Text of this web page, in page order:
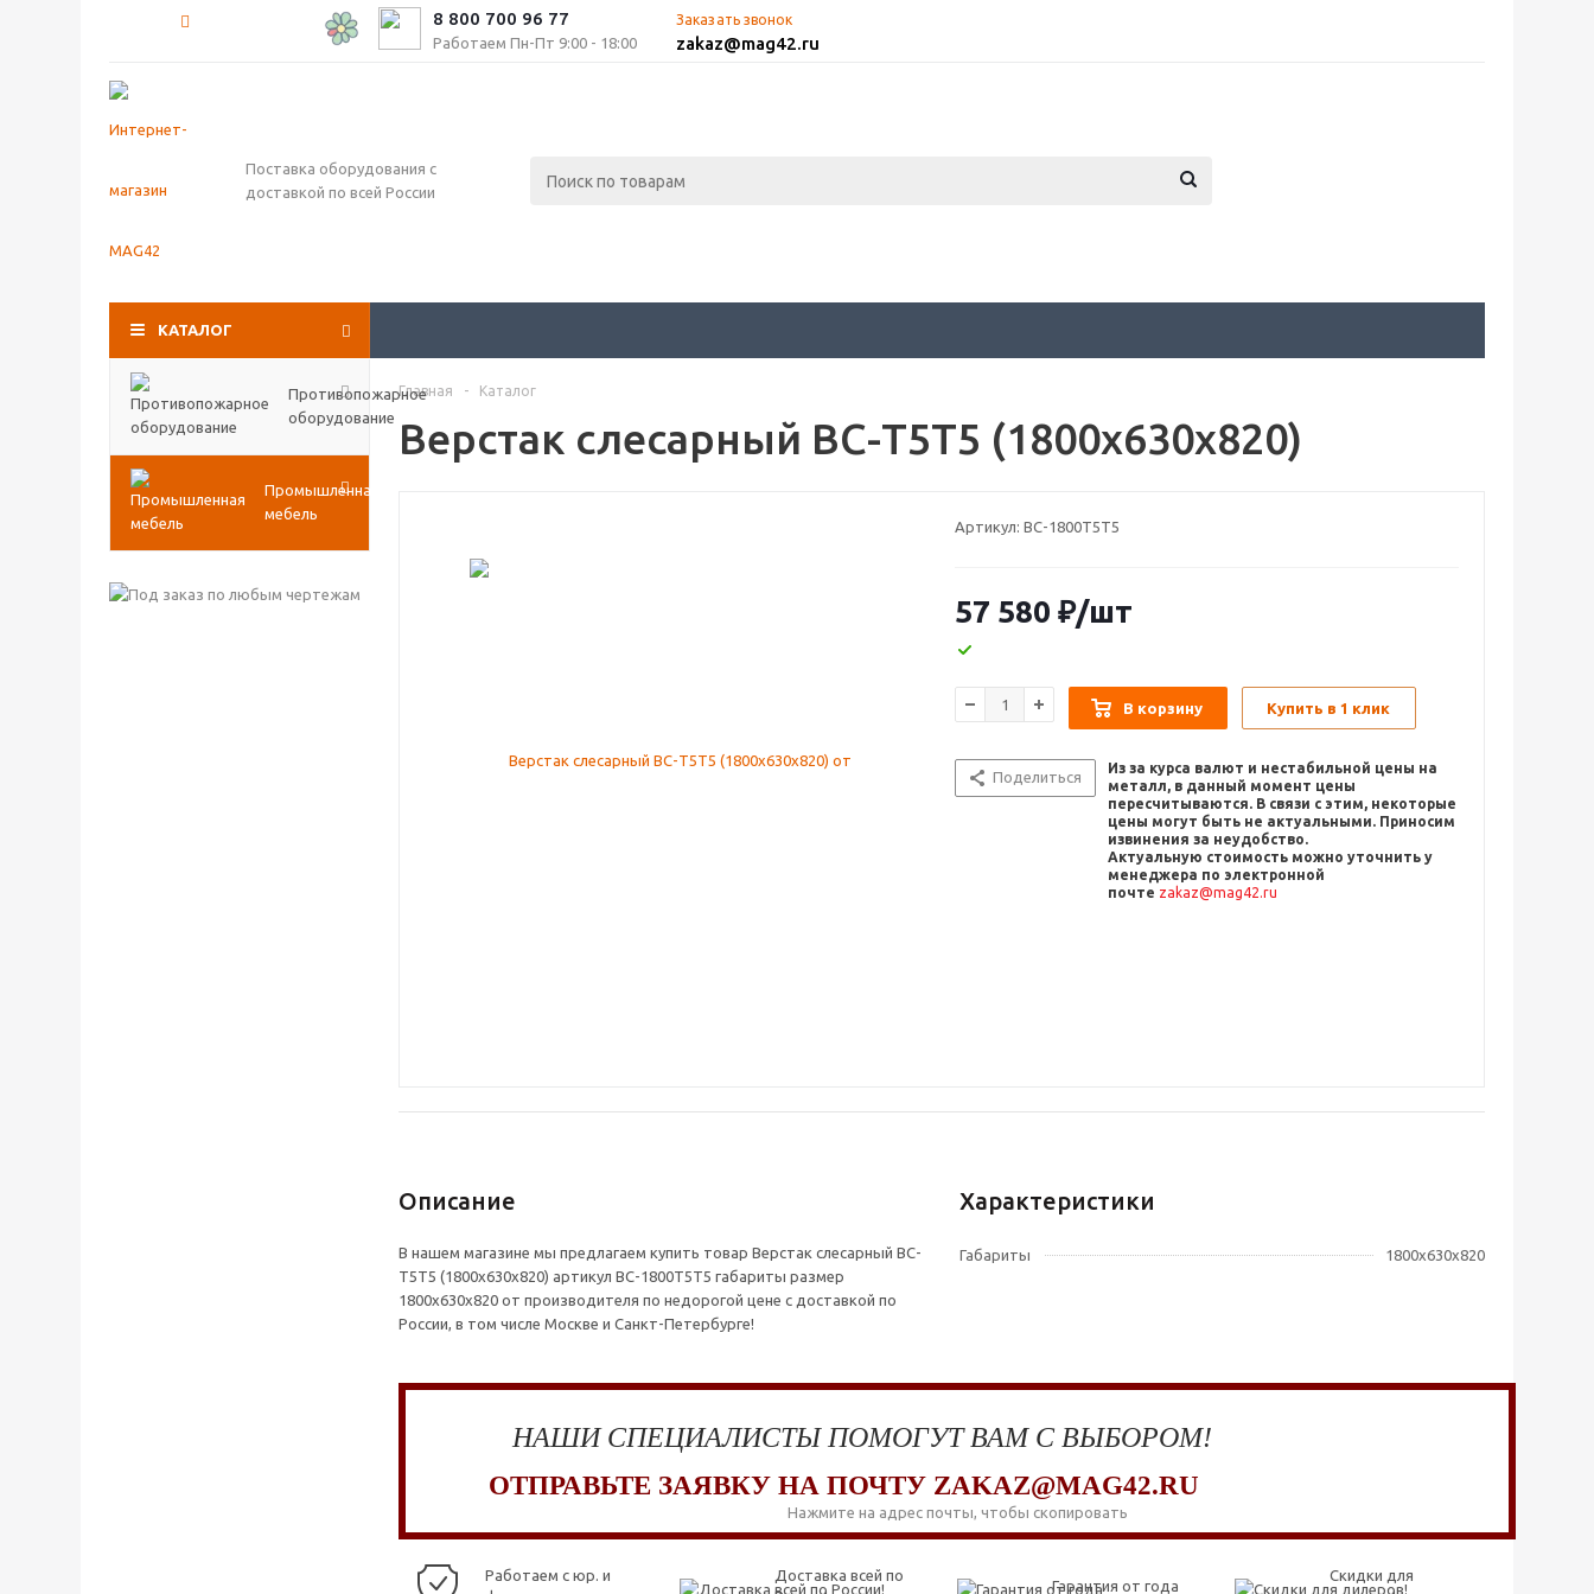
8 800 700 96 77
Работаем Пн-Пт 9:00 - 18:00
Заказать звонок
zakaz@mag42.ru
Поставка оборудования с
доставкой по всей России
КАТАЛОГ
Противопожарное
оборудование
Промышленная
мебель
Главная - Каталог
Верстак слесарный ВС-Т5Т5 (1800x630x820)
Артикул: ВС-1800Т5Т5
57 580 ₽/шт
В корзину Купить в 1 клик
Поделиться
Из за курса валют и нестабильной цены на
металл, в данный момент цены
пересчитываются. В связи с этим, некоторые
цены могут быть не актуальными. Приносим
извинения за неудобство.
Актуальную стоимость можно уточнить у
менеджера по электронной
почте zakaz@mag42.ru
Описание
В нашем магазине мы предлагаем купить товар Верстак слесарный ВС-
Т5Т5 (1800x630x820) артикул ВС-1800Т5Т5 габариты размер
1800x630x820 от производителя по недорогой цене с доставкой по
России, в том числе Москве и Санкт-Петербурге!
Характеристики
Габариты 1800x630x820
НАШИ СПЕЦИАЛИСТЫ ПОМОГУТ ВАМ С ВЫБОРОМ!
ОТПРАВЬТЕ ЗАЯВКУ НА ПОЧТУ ZAKAZ@MAG42.RU
Нажмите на адрес почты, чтобы скопировать
Работаем с юр. и
Доставка всей по
Гарантия от года
Скидки для